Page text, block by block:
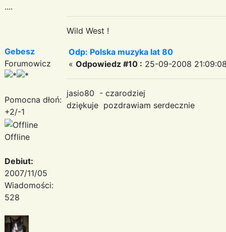
....
Wild West !
Gebesz
Forumowicz
Pomocna dłoń:
+2/-1
Offline
Debiut:
2007/11/05
Wiadomości:
528
Odp: Polska muzyka lat 80
« Odpowiedz #10 : 25-09-2008
jasio80 - czarodziej
dziękuje pozdrawiam serdecznie